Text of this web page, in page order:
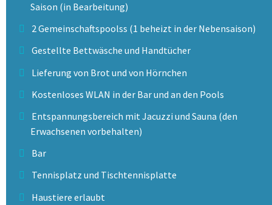
Saison (in Bearbeitung)
2 Gemeinschaftspoolss (1 beheizt in der Nebensaison)
Gestellte Bettwäsche und Handtücher
Lieferung von Brot und von Hörnchen
Kostenloses WLAN in der Bar und an den Pools
Entspannungsbereich mit Jacuzzi und Sauna (den
Erwachsenen vorbehalten)
Bar
Tennisplatz und Tischtennisplatte
Haustiere erlaubt